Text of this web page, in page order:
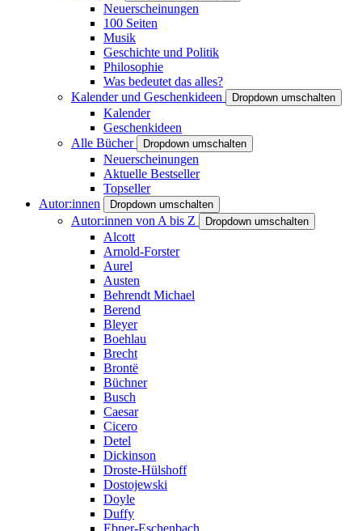
Neuerscheinungen
100 Seiten
Musik
Geschichte und Politik
Philosophie
Was bedeutet das alles?
Kalender und Geschenkideen
Dropdown umschalten
Kalender
Geschenkideen
Alle Bücher
Dropdown umschalten
Neuerscheinungen
Aktuelle Bestseller
Topseller
Autor:innen
Dropdown umschalten
Autor:innen von A bis Z Dropdown umschalten
Alcott
Arnold-Forster
Aurel
Austen
Behrendt Michael
Berend
Bleyer
Boehlau
Brecht
Brontë
Büchner
Busch
Caesar
Cicero
Detel
Dickinson
Droste-Hülshoff
Dostojewski
Doyle
Duffy
Ebner-Eschenbach